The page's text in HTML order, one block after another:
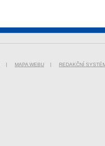
| MAPA WEBU | REDAKČNÍ